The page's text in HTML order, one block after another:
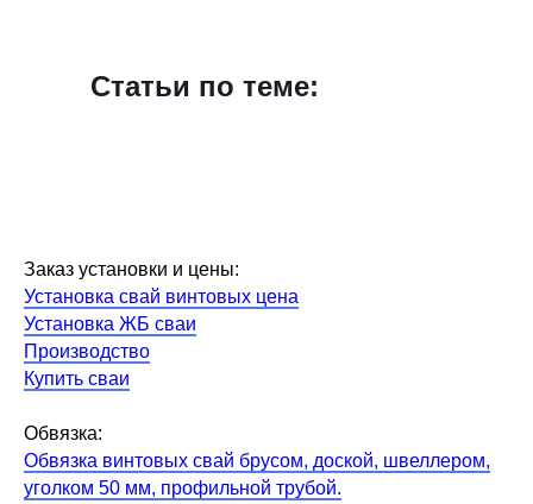
Статьи по теме:
Заказ установки и цены:
Установка свай винтовых цена
Установка ЖБ сваи
Производство
Купить сваи
Обвязка:
Обвязка винтовых свай брусом, доской, швеллером,
уголком 50 мм, профильной трубой.